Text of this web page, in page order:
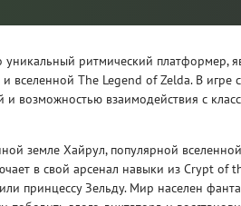
ритмический платформер,
The Legend of Zelda. В игре
возможностью взаимодействия с
земле Хайрул, популярной
в свой арсенал навыки из Crypt of
принцессу Зельду. Мир населен
CLAIR OBSCUR: EXPEDITION 33 НА
РУССКОМ НА ПК